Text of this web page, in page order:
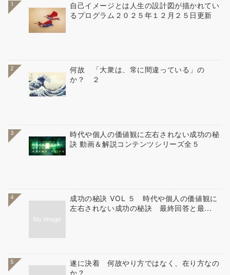
1
自己イメージとは人生の設計図が描かれてい
るプログラム２０２５年１２月２５日更新
2
何故 「大衆は、常に間違っている」の
か？ ２
3
時代や個人の価値観に左右されない成功の秘
訣 動画＆解説コンテンツシリーズ全５
4
成功の秘訣 VOL ５ 時代や個人の価値観に
左右されない成功の秘訣 最終回答と最...
5
遂に決着 何故やり方ではなく、在り方なの
か？